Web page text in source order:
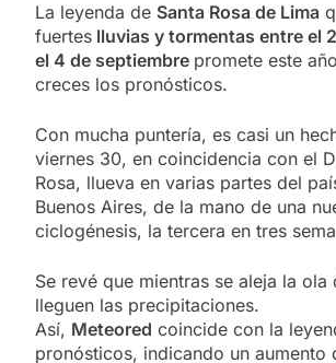
La leyenda de Santa Rosa de Lima
fuertes lluvias y tormentas entre el
el 4 de septiembre promete este
creces los pronósticos.
Con mucha puntería, es casi un
viernes 30, en coincidencia con el
Rosa, llueva en varias partes del
Buenos Aires, de la mano de una
ciclogénesis, la tercera en tres
Se revé que mientras se aleja la ola
lleguen las precipitaciones.
Así, Meteored coincide con la
pronósticos, indicando un aumento